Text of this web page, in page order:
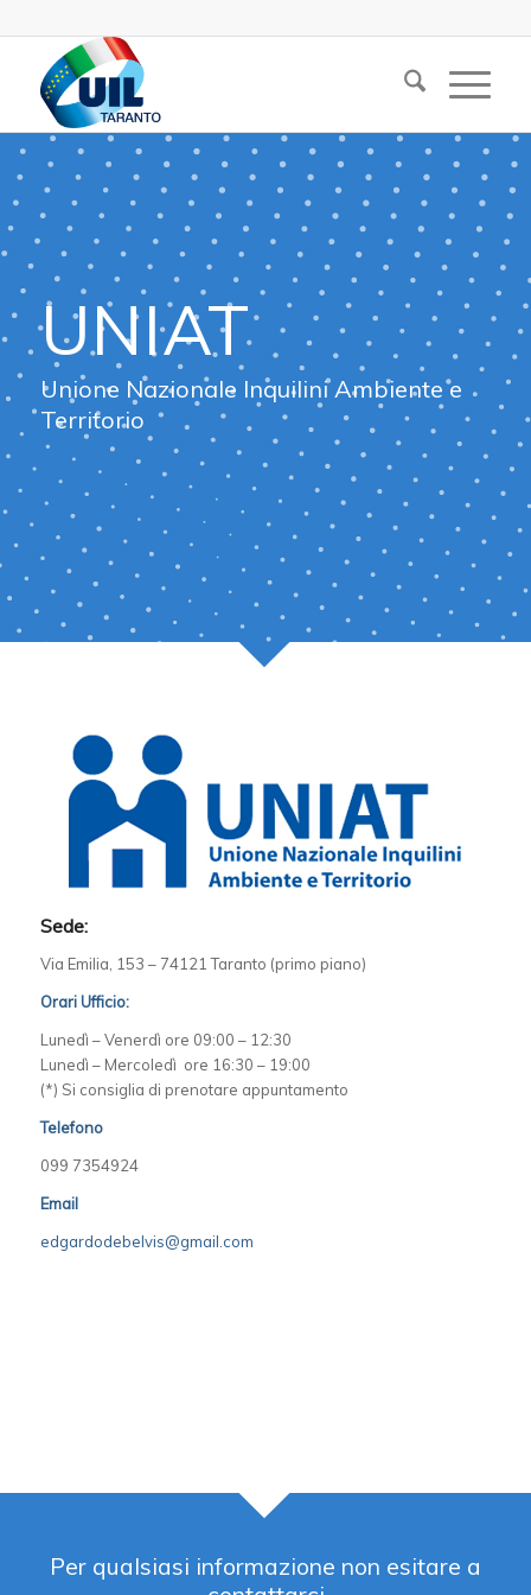
UNIAT
Unione Nazionale Inquilini Ambiente e
Territorio
Sede:
Via Emilia, 153 – 74121 Taranto (primo piano)
Orari Ufficio:
Lunedì – Venerdì ore 09:00 – 12:30
Lunedì – Mercoledì ore 16:30 – 19:00
(*) Si consiglia di prenotare appuntamento
Telefono
099 7354924
Email
edgardodebelvis@gmail.com
Per qualsiasi informazione non esitare a